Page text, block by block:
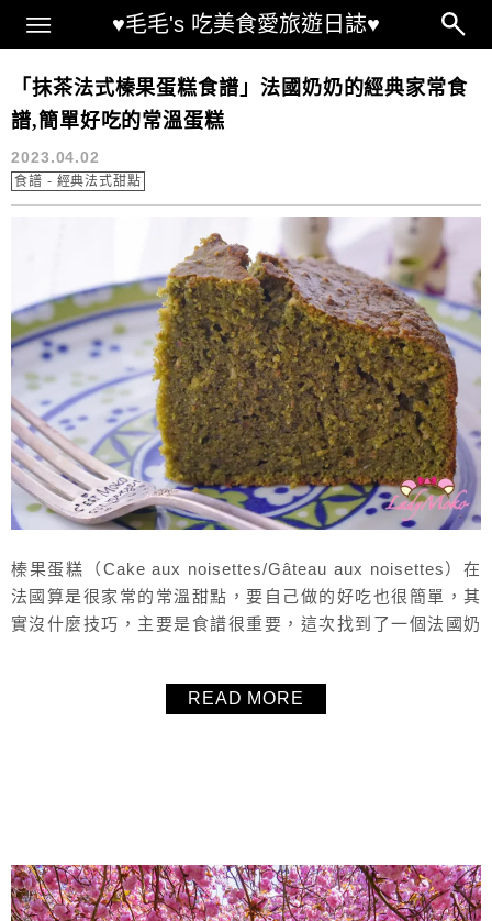
♥毛毛's 吃美食愛旅遊日誌♥
Main Menu
Gâteau aux noisettes
「抹茶法式榛果蛋糕食譜」法國奶奶的經典家常食
譜,簡單好吃的常溫蛋糕
2023.04.02
食譜 - 經典法式甜點
榛果蛋糕（Cake aux noisettes/Gâteau aux noisettes）在
法國算是很家常的常溫甜點，要自己做的好吃也很簡單，其
實沒什麼技巧，主要是食譜很重要，這次找到了一個法國奶
糕好吃不甜膩，推薦大家可以自製榛果粉，口感更好！
READ MORE